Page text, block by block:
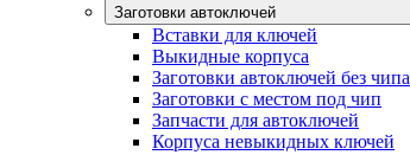
Заготовки автоключей
Вставки для ключей
Выкидные корпуса
Заготовки автоключей без чипа
Заготовки с местом под чип
Запчасти для автоключей
Корпуса невыкидных ключей